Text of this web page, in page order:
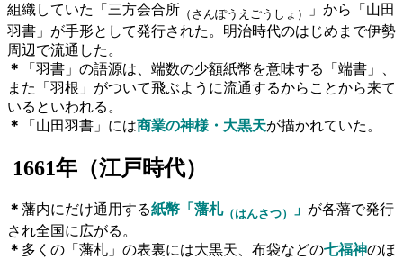
組織していた「三方会合所 （さんぽうえごうしょ）
」から「山田
羽書」が手形として発行された。明治時代のはじめまで伊勢
周辺で流通した。
＊
「羽書」の語源は、端数の少額紙幣を意味する「端書」、
また「羽根」がついて飛ぶように流通するからことから来て
いるといわれる。
＊
「山田羽書」には商業の神様・大黒天が描かれていた。
1661年（江戸時代）
＊ 藩内にだけ通用する紙幣「藩札（はんさつ） 」 が各藩で発行
され全国に広がる。
＊ 多くの「藩札」の表裏には大黒天、布袋などの七福神のほ